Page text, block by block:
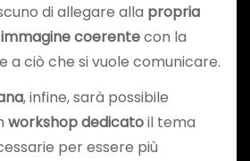
di allegare alla propria
immagine coerentecon la
a ciò che si vuole comunicare.
, infine, sarà possibile
workshop dedicatoil tema
per essere più